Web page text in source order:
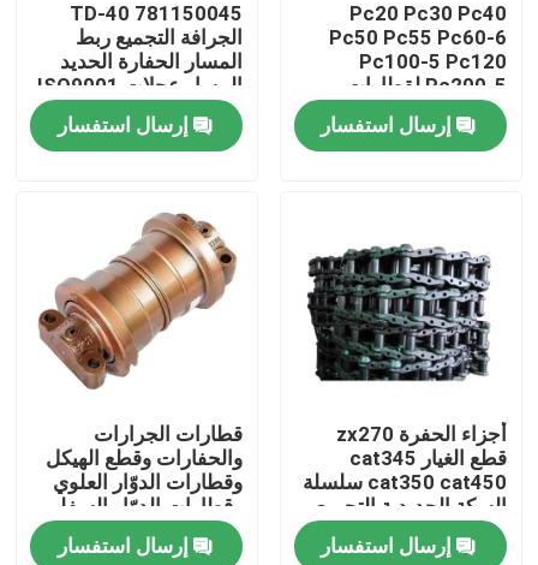
المنزل
فيديوهات
حولنا
جولة في المصنع
مراقبة الجودة
Pc20 Pc30 Pc40
Pc50 Pc55 Pc60-6
Pc100-5 Pc120
Pc200-5 لقطارات
الحفر الصغيرة
إرسال استفسار
TD-40 781150045
الجرافة التجميع ربط
المسار الحفارة الحديد
المسار عجلات ISO9001
CE
إرسال استفسار
أجزاء الحفرة zx270
قطع الغيار cat345
cat350 cat450 سلسلة
السكة الحديدية التجميع
أجزاء الدرج
إرسال استفسار
قطارات الجرارات
والحفارات وقطع الهيكل
وقطارات الدوّار العلوي
وقطارات الدوّار السفلي
لـ PC100
إرسال استفسار